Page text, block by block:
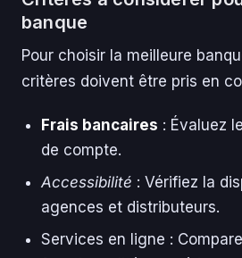
banque
Pour choisir la meilleure
critères doivent être pris en
Frais bancaires : Évaluez
de compte.
Accessibilité : Vérifiez la
agences et distributeurs.
Services en ligne :